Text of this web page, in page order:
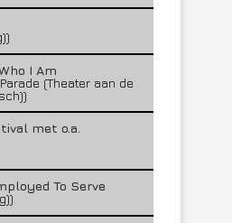
II
I Am
(Theater aan de
met o.a.
To Serve